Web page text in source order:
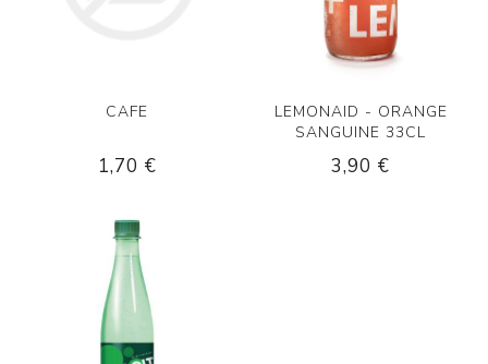
CAFE
1,70 €
LEMONAID - ORANGE
SANGUINE 33CL
3,90 €